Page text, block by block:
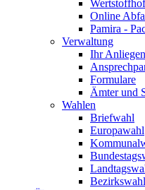
Wertstoffhof
Online
Pamira -
Verwaltung
Ihr Anliegen
Formulare
Ämter und
Wahlen
Briefwahl
Europawahl
Bezirkswahl